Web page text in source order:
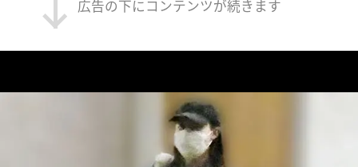
広告の下にコンテンツが続きます